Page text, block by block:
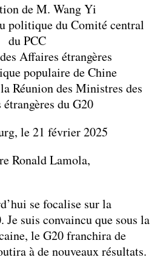
de M. Wang Yi
politique du Comité central
du PCC
Affaires étrangères
populaire de Chine
Réunion des Ministres des
du G20
le 21 février 2025
Ronald Lamola,
se focalise sur la
Je suis convaincu que sous la
le G20 franchira de
à de nouveaux résultats.